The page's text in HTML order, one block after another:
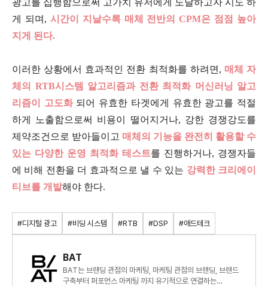
광고를 집행함으로써 고가치 유저에게 도달하고자 시도 하
게 되며, 시간이 지날수록 매체 전반의 CPM은 점점 높아
지게 된다.
이러한 상황에서 효과적인 전환 최적화를 하려면, 매체 자
체의 RTB시스템 알고리즘과 전환 최적화 머신러닝 알고
리즘이 고도화되어 유효한 타겟에게 유효한 광고를 적절
하게 노출함으로써 비용이 떨어지거나, 강한 경쟁강도를
제약조건으로 받아들이고 매체의 기능을 완전히 활용할 수
있는 다양한 운영 최적화 테스트를 진행하거나, 경쟁자들
에 비해 전환을 더 효과적으로 낼 수 있는 강력한 크리에이
티브를 개발해야 한다.
#디지털 광고 #비딩 시스템 #RTB #DSP #애드테크
BAT
BAT는 브랜딩 관점의 마케팅, 마케팅 관점의 브랜딩, 브랜드
구축부터 퍼포먼스 마케팅 까지 유기적으로 연결하는